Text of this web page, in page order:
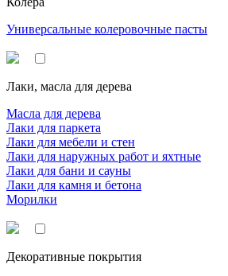
Универсальные колеровочные пасты
Лаки, масла для дерева
Масла для дерева
Лаки для паркета
Лаки для мебели и стен
Лаки для наружных работ и яхтные
Лаки для бани и сауны
Лаки для камня и бетона
Морилки
Декоративные покрытия